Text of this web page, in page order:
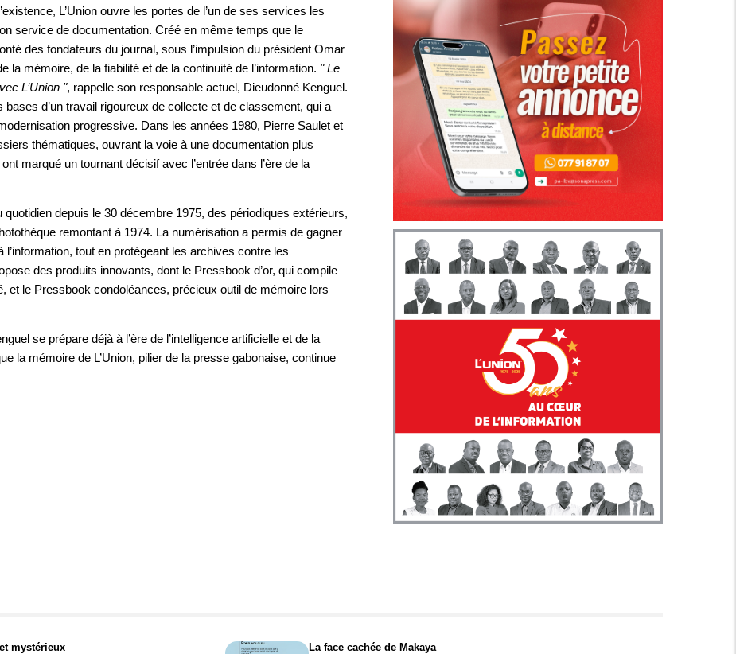
L’Union ouvre les portes de l’un de ses services les
service de documentation. Créé en même temps que le
des fondateurs du journal, sous l’impulsion du président Omar
la mémoire, de la fiabilité et de la continuité de l’information. " Le
L’Union ", rappelle son responsable actuel, Dieudonné Kenguel.
d’un travail rigoureux de collecte et de classement, qui a
progressive. Dans les années 1980, Pierre Saulet et
thématiques, ouvrant la voie à une documentation plus
marqué un tournant décisif avec l’entrée dans l’ère de la
quotidien depuis le 30 décembre 1975, des périodiques extérieurs,
remontant à 1974. La numérisation a permis de gagner
tout en protégeant les archives contre les
des produits innovants, dont le Pressbook d’or, qui compile
et le Pressbook condoléances, précieux outil de mémoire lors
se prépare déjà à l’ère de l’intelligence artificielle et de la
la mémoire de L’Union, pilier de la presse gabonaise, continue
mystérieux La face cachée de Makaya